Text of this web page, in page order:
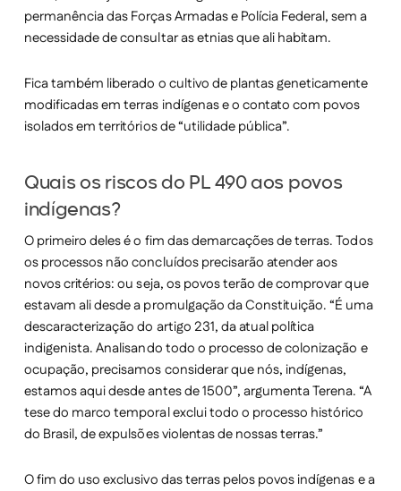
permanência das Forças Armadas e Polícia Federal, sem a
necessidade de consultar as etnias que ali habitam.
Fica também liberado o cultivo de plantas geneticamente
modificadas em terras indígenas e o contato com povos
isolados em territórios de “utilidade pública”.
Quais os riscos do PL 490 aos povos
indígenas?
O primeiro deles é o fim das demarcações de terras. Todos
os processos não concluídos precisarão atender aos
novos critérios: ou seja, os povos terão de comprovar que
estavam ali desde a promulgação da Constituição. “É uma
descaracterização do artigo 231, da atual política
indigenista. Analisando todo o processo de colonização e
ocupação, precisamos considerar que nós, indígenas,
estamos aqui desde antes de 1500”, argumenta Terena. “A
tese do marco temporal exclui todo o processo histórico
do Brasil, de expulsões violentas de nossas terras.”
O fim do uso exclusivo das terras pelos povos indígenas e a